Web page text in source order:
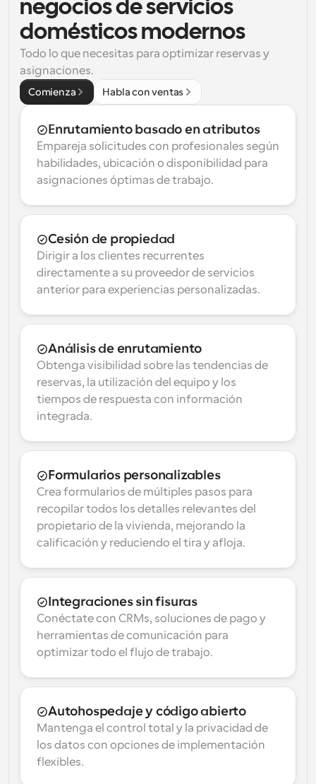
negocios de servicios
domésticos modernos
Todo lo que necesitas para optimizar reservas y
asignaciones.
Comienza Habla con ventas
Enrutamiento basado en atributos
Empareja solicitudes con profesionales según
habilidades, ubicación o disponibilidad para
asignaciones óptimas de trabajo.
Cesión de propiedad
Dirigir a los clientes recurrentes
directamente a su proveedor de servicios
anterior para experiencias personalizadas.
Análisis de enrutamiento
Obtenga visibilidad sobre las tendencias de
reservas, la utilización del equipo y los
tiempos de respuesta con información
integrada.
Formularios personalizables
Crea formularios de múltiples pasos para
recopilar todos los detalles relevantes del
propietario de la vivienda, mejorando la
calificación y reduciendo el tira y afloja.
Integraciones sin fisuras
Conéctate con CRMs, soluciones de pago y
herramientas de comunicación para
optimizar todo el flujo de trabajo.
Autohospedaje y código abierto
Mantenga el control total y la privacidad de
los datos con opciones de implementación
flexibles.